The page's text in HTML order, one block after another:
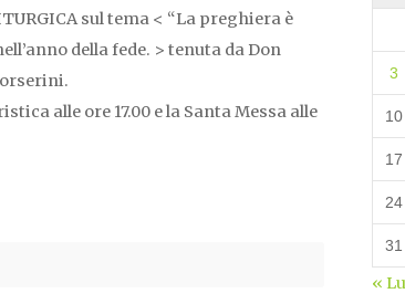
sul tema < “La preghiera è
della fede. > tenuta da Don
alle ore 17.00 e la Santa Messa alle
3
10
17
24
31
«